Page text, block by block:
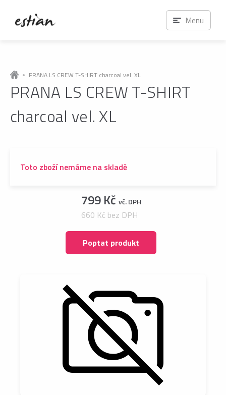
PRANA LS CREW T-SHIRT charcoal vel. XL
PRANA LS CREW T-SHIRT
charcoal vel. XL
Toto zboží nemáme na skladě
799 Kč vč. DPH
660 Kč bez DPH
Poptat produkt
Menu